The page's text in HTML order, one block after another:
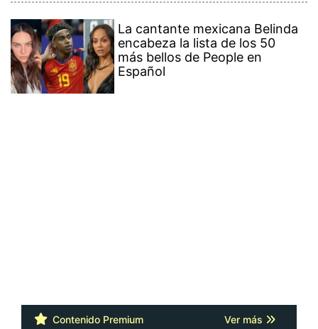
La cantante mexicana Belinda
encabeza la lista de los 50
más bellos de People en
Español
Contenido Premium Ver más